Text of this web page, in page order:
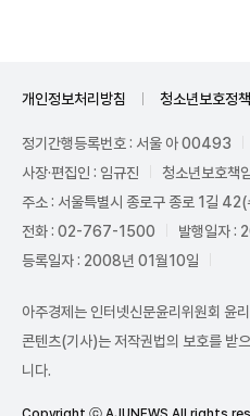
개인정보처리방침 청소년보호정책
정기간행등록번호 : 서울 아 00493
사장·편집인 : 임규진
청소년보호책
주소 : 서울특별시 종로구 종로 1길
전화 : 02-767-1500
발행일자 :
등록일자 : 2008년 01월10일
아주경제는 인터넷신문윤리위원회 윤
콘텐츠(기사)는 저작권법의 보호를 받
니다.